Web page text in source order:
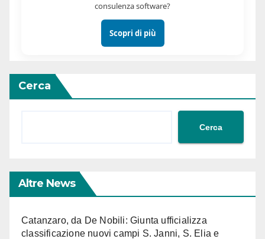
Cerca
Cerca
Altre News
Catanzaro, da De Nobili: Giunta ufficializza
classificazione nuovi campi S. Janni, S. Elia e
consulenza software?
Scopri di più